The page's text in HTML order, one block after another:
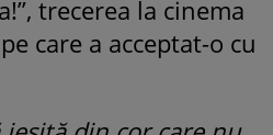
trecerea la cinema
care a acceptat-o cu